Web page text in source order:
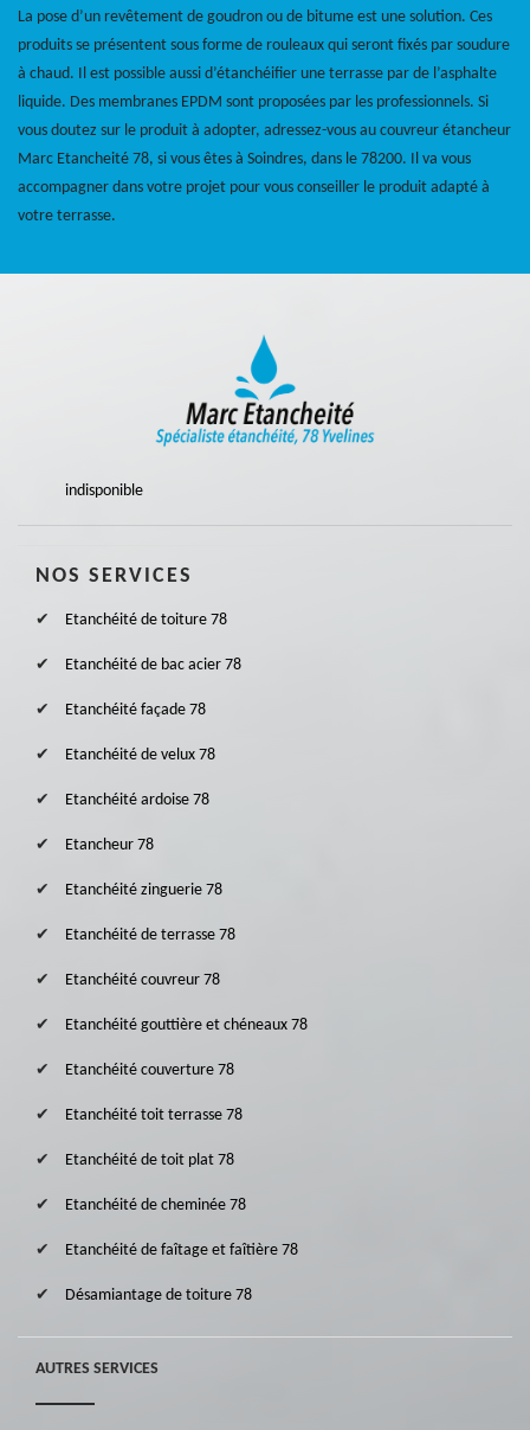
La pose d’un revêtement de goudron ou de bitume est une solution. Ces
produits se présentent sous forme de rouleaux qui seront fixés par soudure
à chaud. Il est possible aussi d’étanchéifier une terrasse par de l’asphalte
liquide. Des membranes EPDM sont proposées par les professionnels. Si
vous doutez sur le produit à adopter, adressez-vous au couvreur étancheur
Marc Etancheité 78, si vous êtes à Soindres, dans le 78200. Il va vous
accompagner dans votre projet pour vous conseiller le produit adapté à
votre terrasse.
indisponible
NOS SERVICES
Etanchéité de toiture 78
Etanchéité de bac acier 78
Etanchéité façade 78
Etanchéité de velux 78
Etanchéité ardoise 78
Etancheur 78
Etanchéité zinguerie 78
Etanchéité de terrasse 78
Etanchéité couvreur 78
Etanchéité gouttière et chéneaux 78
Etanchéité couverture 78
Etanchéité toit terrasse 78
Etanchéité de toit plat 78
Etanchéité de cheminée 78
Etanchéité de faîtage et faîtière 78
Désamiantage de toiture 78
AUTRES SERVICES